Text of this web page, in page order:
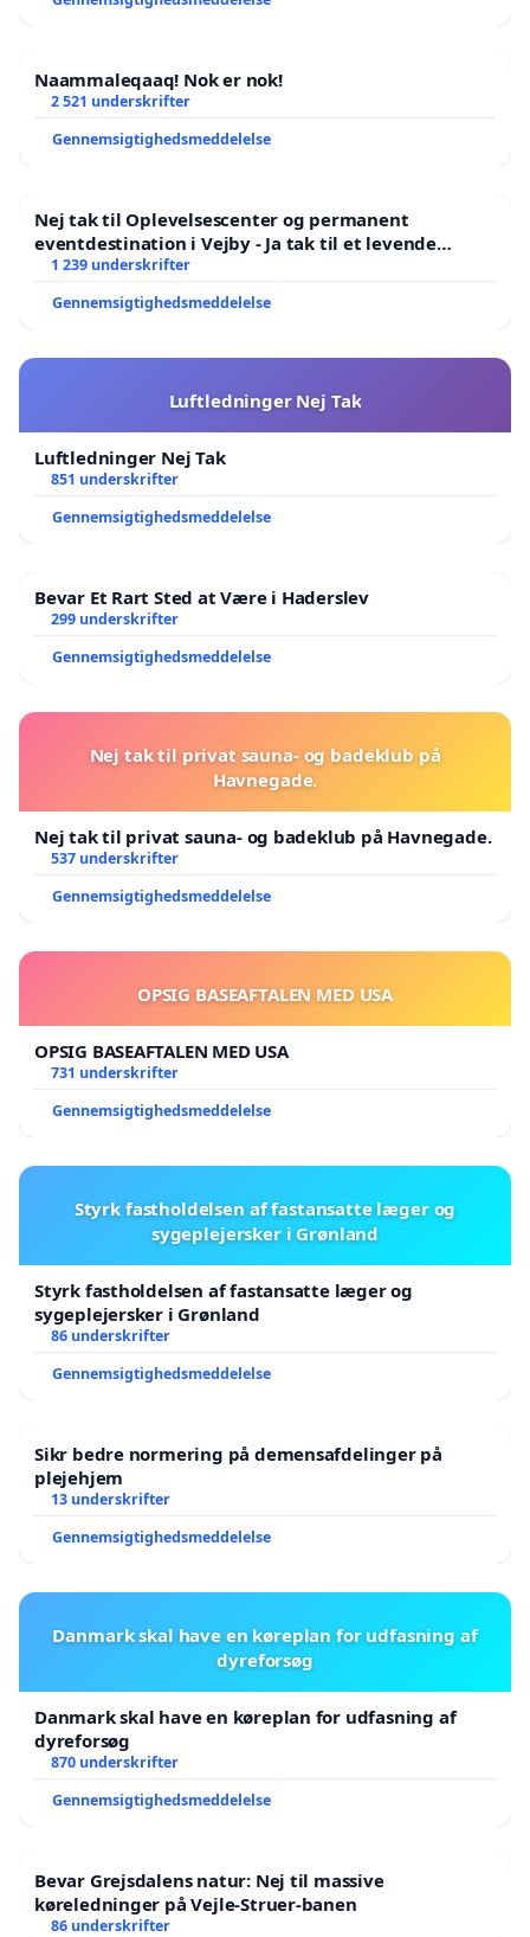
Naammaleqaaq! Nok er nok!
2 521 underskrifter
Gennemsigtighedsmeddelelse
Nej tak til Oplevelsescenter og permanent
eventdestination i Vejby - Ja tak til et levende
lokalområde i balance
1 239 underskrifter
Gennemsigtighedsmeddelelse
Luftledninger Nej Tak
Luftledninger Nej Tak
851 underskrifter
Gennemsigtighedsmeddelelse
Bevar Et Rart Sted at Være i Haderslev
299 underskrifter
Gennemsigtighedsmeddelelse
Nej tak til privat sauna- og badeklub på
Havnegade.
Nej tak til privat sauna- og badeklub på Havnegade.
537 underskrifter
Gennemsigtighedsmeddelelse
OPSIG BASEAFTALEN MED USA
OPSIG BASEAFTALEN MED USA
731 underskrifter
Gennemsigtighedsmeddelelse
Styrk fastholdelsen af fastansatte læger og
sygeplejersker i Grønland
Styrk fastholdelsen af fastansatte læger og
sygeplejersker i Grønland
86 underskrifter
Gennemsigtighedsmeddelelse
Sikr bedre normering på demensafdelinger på
plejehjem
13 underskrifter
Gennemsigtighedsmeddelelse
Danmark skal have en køreplan for udfasning af
dyreforsøg
Danmark skal have en køreplan for udfasning af
dyreforsøg
870 underskrifter
Gennemsigtighedsmeddelelse
Bevar Grejsdalens natur: Nej til massive
køreledninger på Vejle-Struer-banen
86 underskrifter